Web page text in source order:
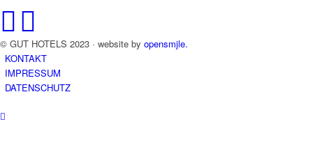
© GUT HOTELS 2023 · website by opensmjle.
KONTAKT
IMPRESSUM
DATENSCHUTZ